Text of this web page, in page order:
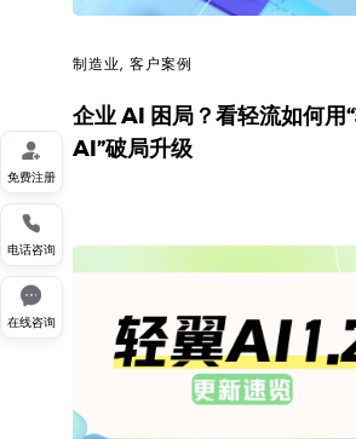
制造业, 客户案例
企业 AI 困局？看轻流如何用
AI”破局升级

免费注册

电话咨询

在线咨询